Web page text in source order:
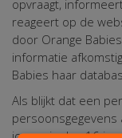
opvraagt,
reageert op de
door Orange
informatie
Babies haar
Als blijkt dat een
persoonsgegevens